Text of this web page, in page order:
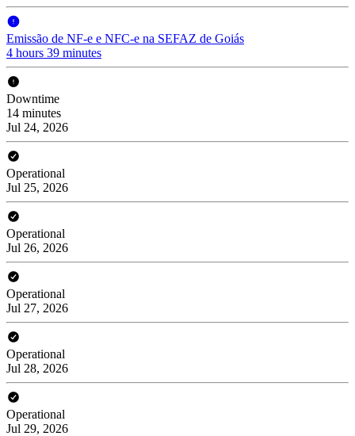
Emissão de NF-e e NFC-e na SEFAZ de Goiás
4 hours 39 minutes
Downtime
14 minutes
Jul 24, 2026
Operational
Jul 25, 2026
Operational
Jul 26, 2026
Operational
Jul 27, 2026
Operational
Jul 28, 2026
Operational
Jul 29, 2026